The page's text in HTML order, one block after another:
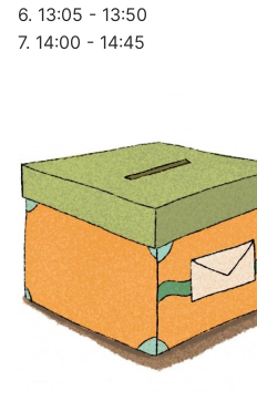
6. 13:05 - 13:50
7. 14:00 - 14:45